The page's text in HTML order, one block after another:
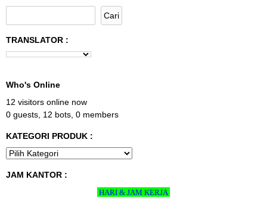
TRANSLATOR :
Who's Online
12 visitors online now
0 guests, 12 bots, 0 members
KATEGORI PRODUK :
JAM KANTOR :
HARI & JAM KERJA